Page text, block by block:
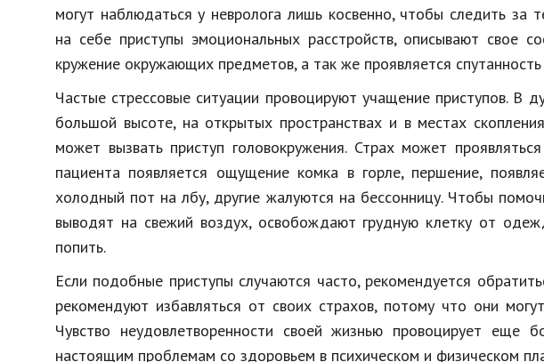
могут наблюдаться у невролога лишь косвенно, чтобы следить за
на себе приступы эмоциональных расстройств, описывают свое
кружение окружающих предметов, а так же проявляется спутанность
Частые стрессовые ситуации провоцируют учащение приступов. В
большой высоте, на открытых пространствах и в местах
может вызвать приступ головокружения. Страх может
пациента появляется ощущение комка в горле, першение,
холодный пот на лбу, другие жалуются на бессонницу. Чтобы
выводят на свежий воздух, освобождают грудную клетку от
попить.
Если подобные приступы случаются часто, рекомендуется
рекомендуют избавляться от своих страхов, потому что они
Чувство неудовлетворенности своей жизнью провоцирует еще
настоящим проблемам со здоровьем в психическом и физическом